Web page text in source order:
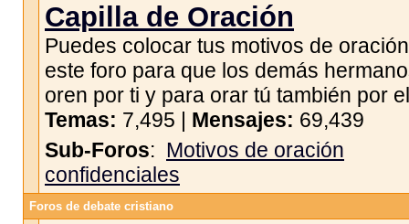
Capilla de Oración
Puedes colocar tus motivos de
este foro para que los demás
oren por ti y para orar tú también por
Temas: 7,495 | Mensajes: 69,439
Sub-Foros: Motivos de oración
confidenciales
Foros de debate cristiano